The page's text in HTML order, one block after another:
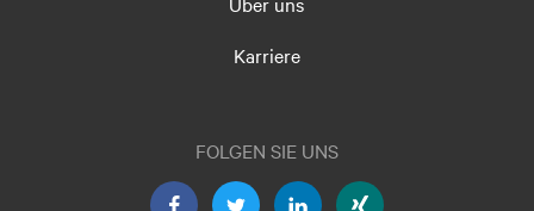
Karriere
FOLGEN SIE UNS